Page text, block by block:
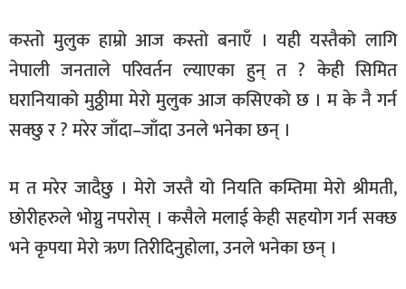
कस्तो मुलुक हाम्रो आज कस्तो बनाएँ । यही यस्तैको लागि
नेपाली जनताले परिवर्तन ल्याएका हुन् त ? केही सिमित
घरानियाको मुठ्ठीमा मेरो मुलुक आज कसिएको छ । म के नै गर्न
सक्छु र ? मरेर जाँदा–जाँदा उनले भनेका छन् ।
म त मरेर जादैछु । मेरो जस्तै यो नियति कम्तिमा मेरो श्रीमती,
छोरीहरुले भोग्नु नपरोस् । कसैले मलाई केही सहयोग गर्न सक्छ
भने कृपया मेरो ऋण तिरीदिनुहोला, उनले भनेका छन् ।